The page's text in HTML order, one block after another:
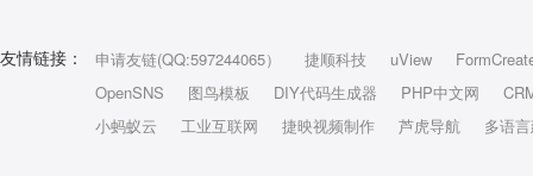
友情链接： 申请友链(QQ:597244065） 捷顺科技 uView
OpenSNS
图鸟模板 DIY代码生成器 PHP中文网
小蚂蚁云
工业互联网 捷映视频制作 芦虎导航 多语